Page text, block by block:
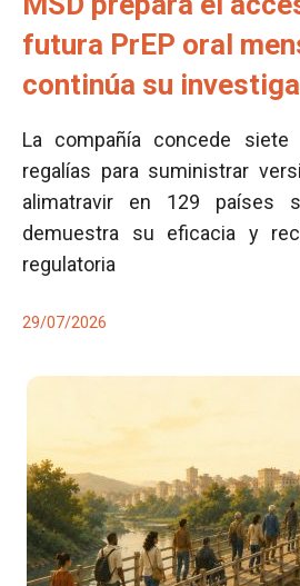
futura PrEP oral
continúa su
La compañía concede
regalías para suministrar
alimatravir en 129 países
demuestra su eficacia y
regulatoria
29/07/2026